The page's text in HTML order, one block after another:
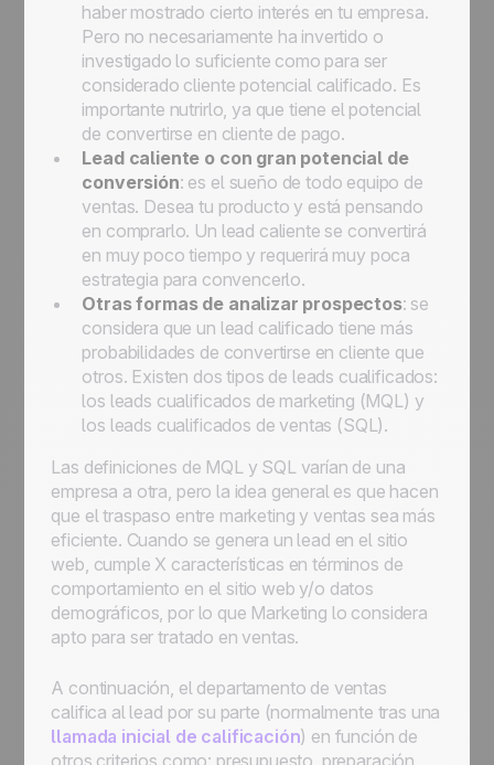
haber mostrado cierto interés en tu empresa.
Pero no necesariamente ha invertido o
investigado lo suficiente como para ser
considerado cliente potencial calificado. Es
importante nutrirlo, ya que tiene el potencial
de convertirse en cliente de pago.
Lead caliente o con gran potencial de
conversión: es el sueño de todo equipo de
ventas. Desea tu producto y está pensando
en comprarlo. Un lead caliente se convertirá
en muy poco tiempo y requerirá muy poca
estrategia para convencerlo.
Otras formas de analizar prospectos: se
considera que un lead calificado tiene más
probabilidades de convertirse en cliente que
otros. Existen dos tipos de leads cualificados:
los leads cualificados de marketing (MQL) y
los leads cualificados de ventas (SQL).
Las definiciones de MQL y SQL varían de una
empresa a otra, pero la idea general es que hacen
que el traspaso entre marketing y ventas sea más
eficiente. Cuando se genera un lead en el sitio
web, cumple X características en términos de
comportamiento en el sitio web y/o datos
demográficos, por lo que Marketing lo considera
apto para ser tratado en ventas.
A continuación, el departamento de ventas
califica al lead por su parte (normalmente tras una
llamada inicial de calificación) en función de
otros criterios como: presupuesto, preparación